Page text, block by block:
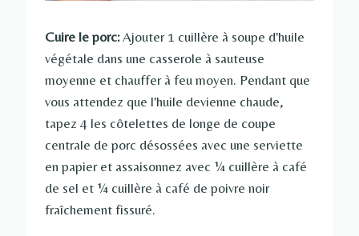
Cuire le porc:Ajouter 1 cuillère à soupe d'huile
végétale dans une casserole à sauteuse
moyenne et chauffer à feu moyen. Pendant que
vous attendez que l'huile devienne chaude,
tapez 4 les côtelettes de longe de coupe
centrale de porc désossées avec une serviette
en papier et assaisonnez avec ¼ cuillère à café
de sel et ¼ cuillère à café de poivre noir
fraîchement fissuré.